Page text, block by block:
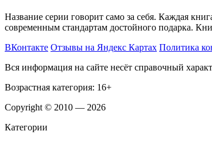
Название серии говорит само за себя. Каждая
современным стандартам достойного подарка.
ВКонтакте Отзывы на Яндекс Картах Политика
Вся информация на сайте несёт справочный
Возрастная категория: 16+
Copyright © 2010 — 2026
Категории